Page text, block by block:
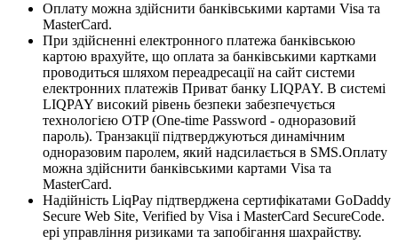
Оплату можна здійснити банківськими картами Visa та
MasterCard.
При здійсненні електронного платежа банківською
картою врахуйте, що оплата за банківськими картками
проводиться шляхом переадресації на сайт системи
електронних платежів Приват банку LIQPAY. В системі
LIQPAY високий рівень безпеки забезпечується
технологією OTP (One-time Password - одноразовий
пароль). Транзакції підтверджуються динамічним
одноразовим паролем, який надсилається в SMS.Оплату
можна здійснити банківськими картами Visa та
MasterCard.
Надійність LiqPay підтверджена сертифікатами GoDaddy
Secure Web Site, Verified by Visa і MasterCard SecureCode.
ері управління ризиками та запобігання шахрайству.